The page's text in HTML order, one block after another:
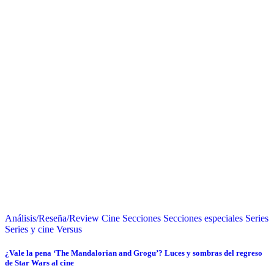
Análisis/Reseña/Review Cine Secciones Secciones especiales Series
Series y cine Versus
¿Vale la pena ‘The Mandalorian and Grogu’? Luces y sombras del regreso
de Star Wars al cine